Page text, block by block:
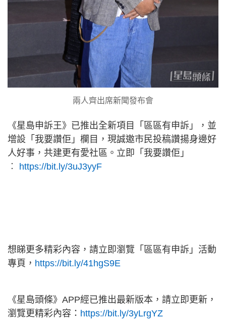
兩人齊出席新聞發布會
《星島申訴王》已推出全新項目「區區有申訴」，並
增設「我要讚佢」欄目，現誠邀市民投稿讚揚身邊好
人好事，共建更有愛社區。立即「我要讚佢」
︰ https://bit.ly/3uJ3yyF
想睇更多精彩內容，請立即瀏覽「區區有申訴」活動
專頁， https://bit.ly/41hgS9E
《星島頭條》APP經已推出最新版本，請立即更新，
瀏覽更精彩內容： https://bit.ly/3yLrgYZ